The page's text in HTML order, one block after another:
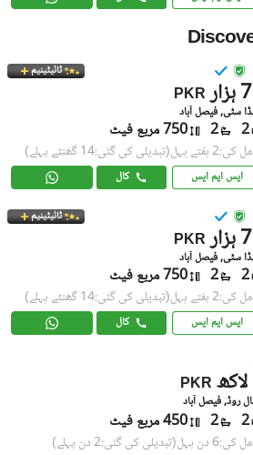
ٹائیٹینیم
PKR
سٹی, فیصل آباد
2
2 750 مربع فیٹ
ہفتے پہل (تبدیلی کی گئی:14 گھنٹے پہلے)
ایس ایم ایس کال
ٹائیٹینیم
PKR
سٹی, فیصل آباد
2
2 750 مربع فیٹ
ہفتے پہل (تبدیلی کی گئی:14 گھنٹے پہلے)
ایس ایم ایس کال
PKR
روڈ, فیصل آباد
2
2 450 مربع فیٹ
دن پہل (تبدیلی کی گئی:2 دن پہلے)